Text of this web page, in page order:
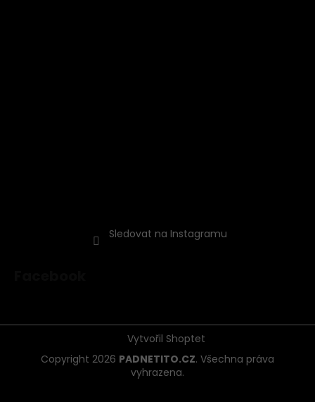
Sledovat na Instagramu
Vytvořil Shoptet
Copyright 2026 PADNETITO.CZ. Všechna práva
vyhrazena.